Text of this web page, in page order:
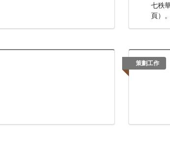
七秩
頁）
策劃工作